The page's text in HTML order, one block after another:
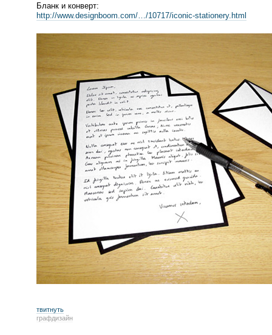
Бланк и конверт:
http://www.designboom.com/…/10717/iconic-stationery.html
твитнуть
графдизайн